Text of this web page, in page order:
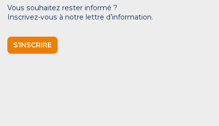
Vous souhaitez rester informé ?
Inscrivez-vous à notre lettre d’information.
S’INSCRIRE